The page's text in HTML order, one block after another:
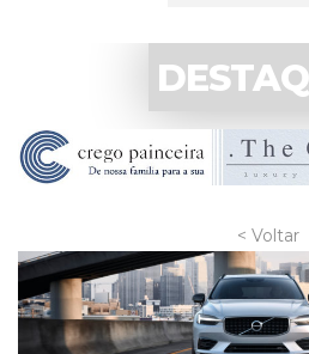
< Voltar